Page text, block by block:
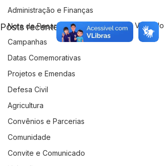
Administração e Finanças
Nota de Pesar
Campanhas
Datas Comemorativas
Projetos e Emendas
Defesa Civil
Agricultura
Convênios e Parcerias
Comunidade
Convite e Comunicado
Posts recentes Ver tudo